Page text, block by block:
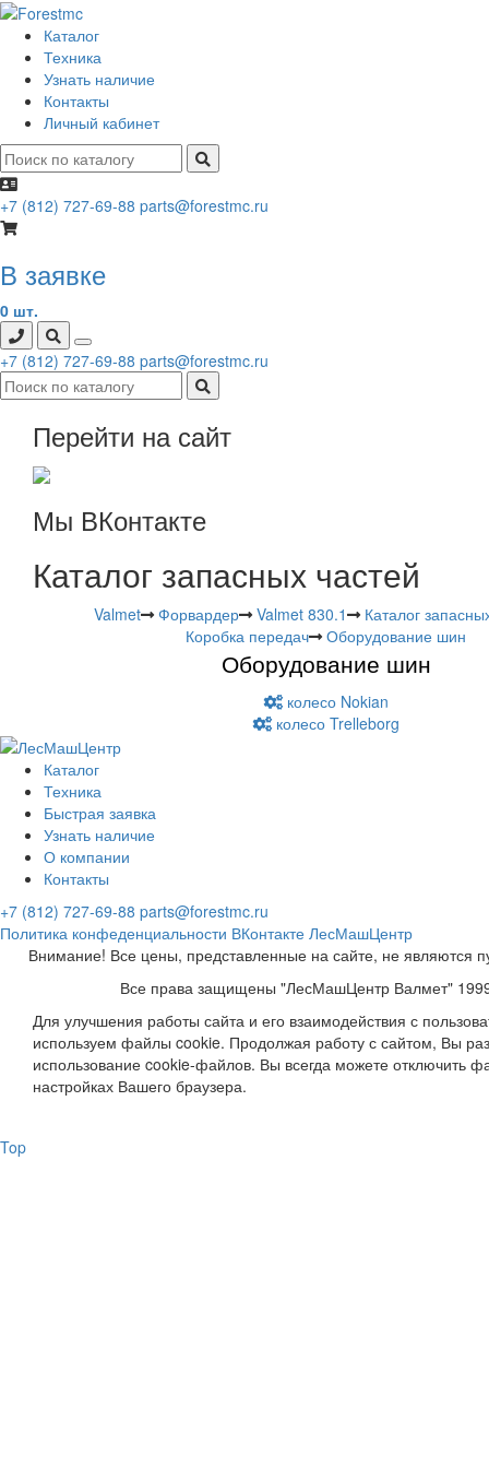
Каталог
Техника
Узнать наличие
Контакты
Личный кабинет
+7 (812) 727-69-88 parts@forestmc.ru
В заявке
0 шт.
+7 (812) 727-69-88 parts@forestmc.ru
Перейти на сайт
Мы ВКонтакте
Каталог запасных частей
Valmet Форвардер Valmet 830.1
Каталог
Коробка передач
Оборудование шин
Оборудование шин
колесо Nokian
колесо Trelleborg
Каталог
Техника
Быстрая заявка
Узнать наличие
О компании
Контакты
+7 (812) 727-69-88 parts@forestmc.ru
Политика конфеденциальности ВКонтакте ЛесМашЦентр
Внимание! Все цены, представленные на сайте, не являются
Все права защищены "ЛесМашЦентр Валмет"
Для улучшения работы сайта и его взаимодействия с
используем файлы cookie. Продолжая работу с сайтом, Вы
использование cookie-файлов. Вы всегда можете отключить
настройках Вашего браузера.
Top